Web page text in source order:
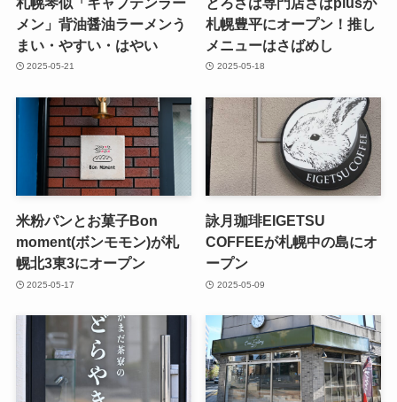
メン」背油醤油ラーメンう
まい・やすい・はやい
2025-05-21
札幌豊平にオープン！推し
メニューはさばめし
2025-05-18
米粉パンとお菓子Bon
moment(ボンモモン)が札
幌北3東3にオープン
2025-05-17
詠月珈琲EIGETSU
COFFEEが札幌中の島にオ
ープン
2025-05-09